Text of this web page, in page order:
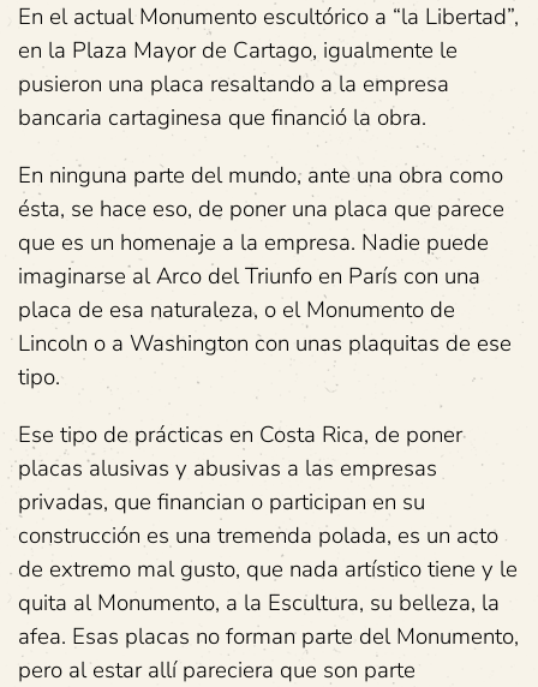
En el actual Monumento escultórico a “la Libertad”,
en la Plaza Mayor de Cartago, igualmente le
pusieron una placa resaltando a la empresa
bancaria cartaginesa que financió la obra.
En ninguna parte del mundo, ante una obra como
ésta, se hace eso, de poner una placa que parece
que es un homenaje a la empresa. Nadie puede
imaginarse al Arco del Triunfo en París con una
placa de esa naturaleza, o el Monumento de
Lincoln o a Washington con unas plaquitas de ese
tipo.
Ese tipo de prácticas en Costa Rica, de poner
placas alusivas y abusivas a las empresas
privadas, que financian o participan en su
construcción es una tremenda polada, es un acto
de extremo mal gusto, que nada artístico tiene y le
quita al Monumento, a la Escultura, su belleza, la
afea. Esas placas no forman parte del Monumento,
pero al estar allí pareciera que son parte